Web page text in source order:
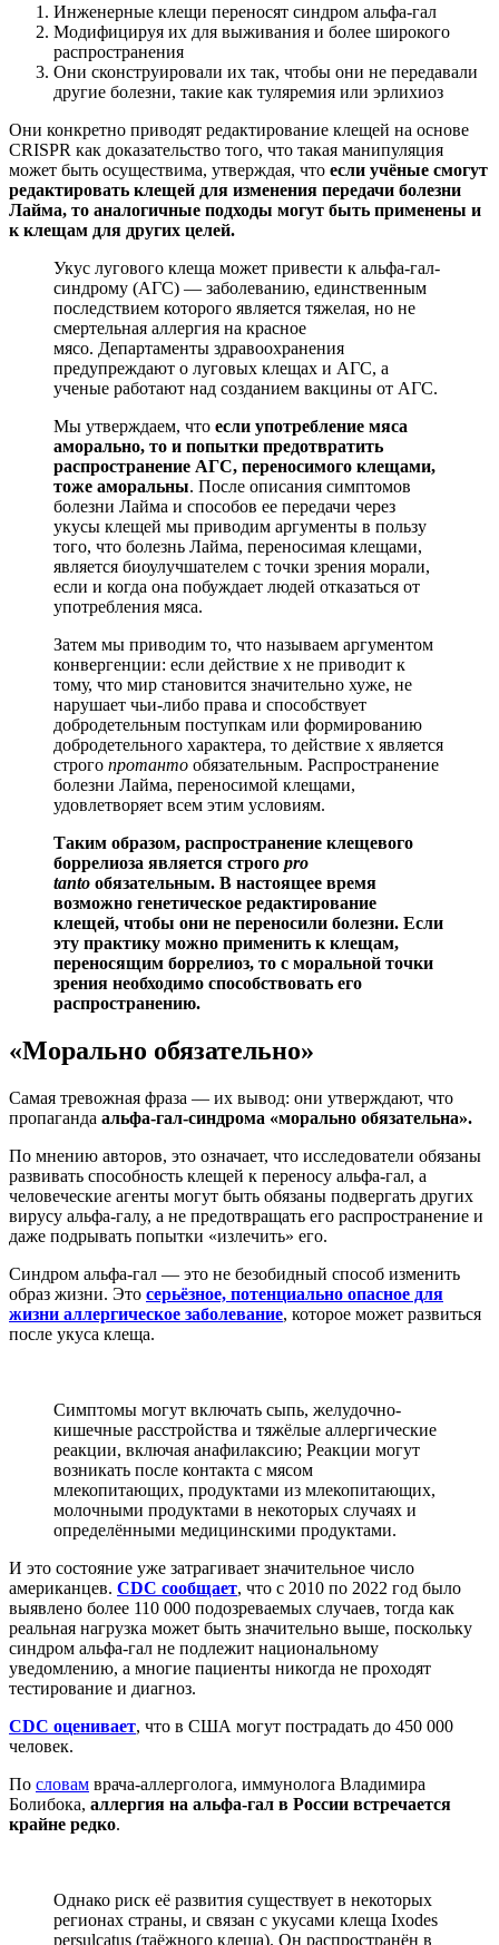
Инженерные клещи переносят синдром альфа-гал
Модифицируя их для выживания и более широкого
распространения
Они сконструировали их так, чтобы они не передавали
другие болезни, такие как туляремия или эрлихиоз
Они конкретно приводят редактирование клещей на основе
CRISPR как доказательство того, что такая манипуляция
может быть осуществима, утверждая, что если учёные смогут
редактировать клещей для изменения передачи болезни
Лайма, то аналогичные подходы могут быть применены и
к клещам для других целей.
Укус лугового клеща может привести к альфа-гал-
синдрому (АГС) — заболеванию, единственным
последствием которого является тяжелая, но не
смертельная аллергия на красное
мясо. Департаменты здравоохранения
предупреждают о луговых клещах и АГС, а
ученые работают над созданием вакцины от АГС.
Мы утверждаем, что если употребление мяса
аморально, то и попытки предотвратить
распространение АГС, переносимого клещами,
тоже аморальны. После описания симптомов
болезни Лайма и способов ее передачи через
укусы клещей мы приводим аргументы в пользу
того, что болезнь Лайма, переносимая клещами,
является биоулучшателем с точки зрения морали,
если и когда она побуждает людей отказаться от
употребления мяса.
Затем мы приводим то, что называем аргументом
конвергенции: если действие x не приводит к
тому, что мир становится значительно хуже, не
нарушает чьи-либо права и способствует
добродетельным поступкам или формированию
добродетельного характера, то действие x является
строго протанто обязательным. Распространение
болезни Лайма, переносимой клещами,
удовлетворяет всем этим условиям.
Таким образом, распространение клещевого
боррелиоза является строго pro
tanto обязательным. В настоящее время
возможно генетическое редактирование
клещей, чтобы они не переносили болезни. Если
эту практику можно применить к клещам,
переносящим боррелиоз, то с моральной точки
зрения необходимо способствовать его
распространению.
«Морально обязательно»
Самая тревожная фраза — их вывод: они утверждают, что
пропаганда альфа-гал-синдрома «морально обязательна».
По мнению авторов, это означает, что исследователи обязаны
развивать способность клещей к переносу альфа-гал, а
человеческие агенты могут быть обязаны подвергать других
вирусу альфа-галу, а не предотвращать его распространение и
даже подрывать попытки «излечить» его.
Синдром альфа-гал — это не безобидный способ изменить
образ жизни. Это серьёзное, потенциально опасное для
жизни аллергическое заболевание, которое может развиться
после укуса клеща.
Симптомы могут включать сыпь, желудочно-
кишечные расстройства и тяжёлые аллергические
реакции, включая анафилаксию; Реакции могут
возникать после контакта с мясом
млекопитающих, продуктами из млекопитающих,
молочными продуктами в некоторых случаях и
определёнными медицинскими продуктами.
И это состояние уже затрагивает значительное число
американцев. CDC сообщает, что с 2010 по 2022 год было
выявлено более 110 000 подозреваемых случаев, тогда как
реальная нагрузка может быть значительно выше, поскольку
синдром альфа-гал не подлежит национальному
уведомлению, а многие пациенты никогда не проходят
тестирование и диагноз.
CDC оценивает, что в США могут пострадать до 450 000
человек.
По словам врача-аллерголога, иммунолога Владимира
Болибока, аллергия на альфа-гал в России встречается
крайне редко.
Однако риск её развития существует в некоторых
регионах страны, и связан с укусами клеща Ixodes
persulcatus (таёжного клеща). Он распространён в